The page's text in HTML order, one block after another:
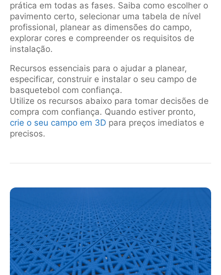
prática em todas as fases. Saiba como escolher o
pavimento certo, selecionar uma tabela de nível
profissional, planear as dimensões do campo,
explorar cores e compreender os requisitos de
instalação.
Recursos essenciais para o ajudar a planear,
especificar, construir e instalar o seu campo de
basquetebol com confiança.
Utilize os recursos abaixo para tomar decisões de
compra com confiança. Quando estiver pronto,
crie o seu campo em 3D para preços imediatos e
precisos.